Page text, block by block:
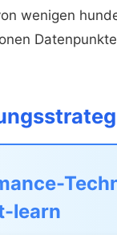
wenigen
learn